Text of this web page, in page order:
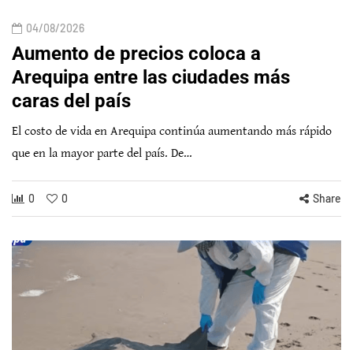
04/08/2026
Aumento de precios coloca a
Arequipa entre las ciudades más
caras del país
El costo de vida en Arequipa continúa aumentando más rápido
que en la mayor parte del país. De…
0 0 Share